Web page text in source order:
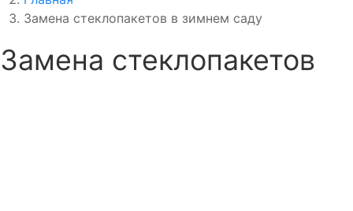
Замена стеклопакетов в зимнем саду
Замена стеклопакетов